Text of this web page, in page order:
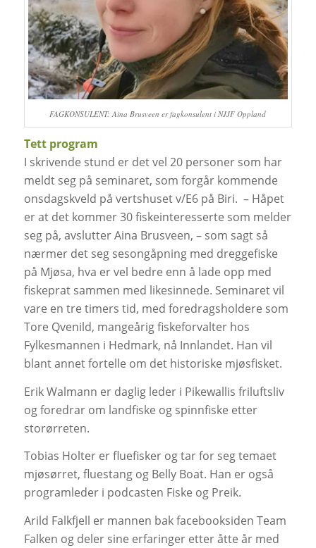
FAGKONSULENT: Aina Brusveen er fagkonsulent i NJJF Oppland
Tett program
I skrivende stund er det vel 20 personer som har
meldt seg på seminaret, som forgår kommende
onsdagskveld på vertshuset v/E6 på Biri. – Håpet
er at det kommer 30 fiskeinteresserte som melder
seg på, avslutter Aina Brusveen, – som sagt så
nærmer det seg sesongåpning med dreggefiske
på Mjøsa, hva er vel bedre enn å lade opp med
fiskeprat sammen med likesinnede. Seminaret vil
vare en tre timers tid, med foredragsholdere som
Tore Qvenild, mangeårig fiskeforvalter hos
Fylkesmannen i Hedmark, nå Innlandet. Han vil
blant annet fortelle om det historiske mjøsfisket.
Erik Walmann er daglig leder i Pikewallis friluftsliv
og foredrar om landfiske og spinnfiske etter
storørreten.
Tobias Holter er fluefisker og tar for seg temaet
mjøsørret, fluestang og Belly Boat. Han er også
programleder i podcasten Fiske og Preik.
Arild Falkfjell er mannen bak facebooksiden Team
Falken og deler sine erfaringer etter åtte år med